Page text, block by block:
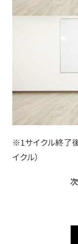
※1サイクル終了
イクル）